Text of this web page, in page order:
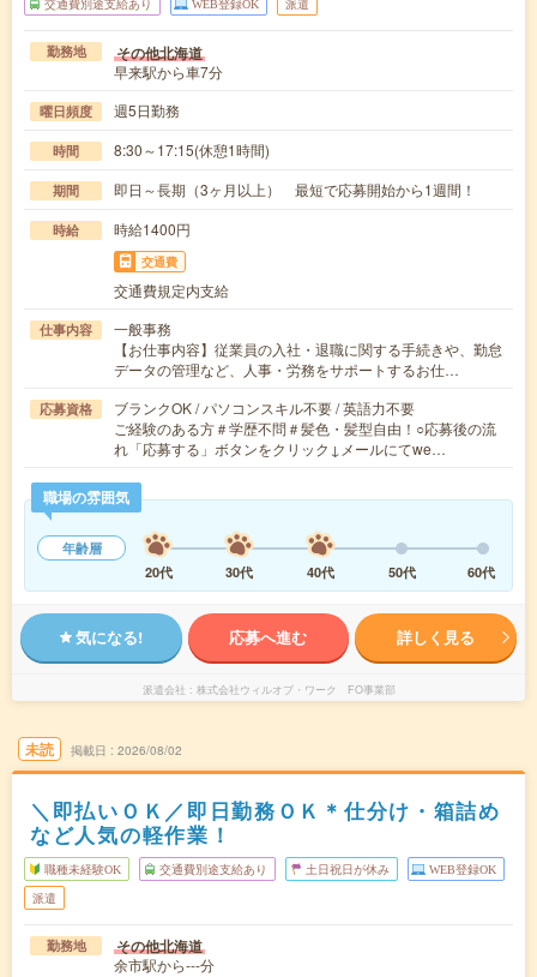
交通費別途支給あり WEB登録OK 派遣
勤務地 その他北海道
早来駅から車7分
曜日頻度 週5日勤務
時間 8:30～17:15(休憩1時間)
期間 即日～長期（3ヶ月以上） 最短で応募開始から1週間！
時給 時給1400円
交通費
交通費規定内支給
仕事内容
一般事務
【お仕事内容】従業員の入社・退職に関する手続きや、勤怠
データの管理など、人事・労務をサポートするお仕…
応募資格
ブランクOK / パソコンスキル不要 / 英語力不要
ご経験のある方＃学歴不問＃髪色・髪型自由！○応募後の流
れ「応募する」ボタンをクリック↓メールにてwe…
職場の雰囲気
年齢層
20代
30代 40代 50代 60代
気になる! 応募へ進む 詳しく見る
派遣会社 株式会社ウィルオブ・ワーク FO事業部
未読 掲載日 2026/08/02
＼即払いＯＫ／即日勤務ＯＫ＊仕分け・箱詰め
など人気の軽作業！
職種未経験OK 交通費別途支給あり 土日祝日が休み WEB登録OK
派遣
勤務地 その他北海道
余市駅から---分